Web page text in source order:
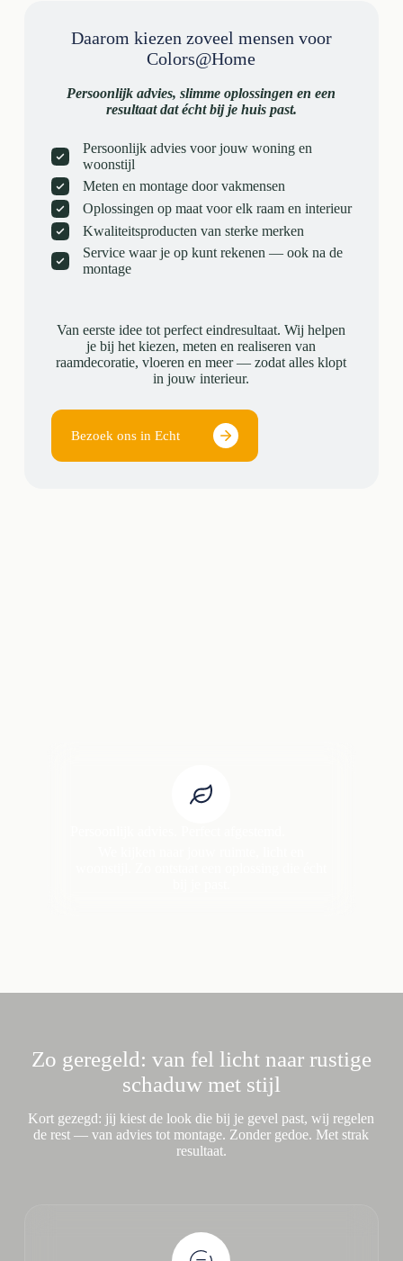
Daarom kiezen zoveel mensen voor
Colors@Home
Persoonlijk advies, slimme oplossingen en een
resultaat dat écht bij je huis past.
Persoonlijk advies voor jouw woning en
woonstijl
Meten en montage door vakmensen
Oplossingen op maat voor elk raam en interieur
Kwaliteitsproducten van sterke merken
Service waar je op kunt rekenen — ook na de
montage
Van eerste idee tot perfect eindresultaat. Wij helpen
je bij het kiezen, meten en realiseren van
raamdecoratie, vloeren en meer — zodat alles klopt
in jouw interieur.
Bezoek ons in Echt
Zo geregeld: van fel licht naar rustige
schaduw met stijl
Kort gezegd: jij kiest de look die bij je gevel past, wij regelen
de rest — van advies tot montage. Zonder gedoe. Met strak
resultaat.